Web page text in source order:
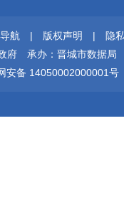
航 | 版权声明 |
隐
府
承办：晋城市数据局
安备 14050002000001号